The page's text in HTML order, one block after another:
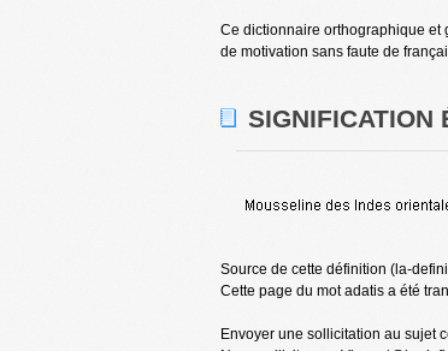
Ce dictionnaire orthographique et
de motivation sans faute de
SIGNIFICATION
Source de cette définition (la-
Cette page du mot adatis a été
Envoyer une sollicitation au sujet